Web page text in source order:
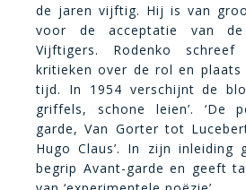
de jaren vijftig. Hij is van
voor de acceptatie van
Vijftigers. Rodenko
kritieken over de rol en plaats
tijd. In 1954 verschijnt de
griffels, schone leien’. ‘De
garde, Van Gorter tot
Hugo Claus’. In zijn
begrip Avant-garde en geeft